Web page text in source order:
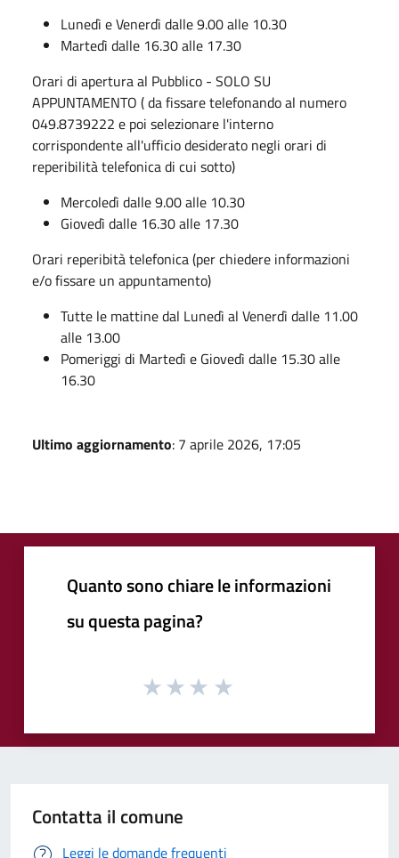
Lunedì e Venerdì dalle 9.00 alle 10.30
Martedì dalle 16.30 alle 17.30
Orari di apertura al Pubblico - SOLO SU
APPUNTAMENTO ( da fissare telefonando al numero
049.8739222 e poi selezionare l'interno
corrispondente all'ufficio desiderato negli orari di
reperibilità telefonica di cui sotto)
Mercoledì dalle 9.00 alle 10.30
Giovedì dalle 16.30 alle 17.30
Orari reperibità telefonica (per chiedere informazioni
e/o fissare un appuntamento)
Tutte le mattine dal Lunedì al Venerdì dalle 11.00
alle 13.00
Pomeriggi di Martedì e Giovedì dalle 15.30 alle
16.30
Ultimo aggiornamento: 7 aprile 2026, 17:05
Quanto sono chiare le informazioni
su questa pagina?
Contatta il comune
Leggi le domande frequenti